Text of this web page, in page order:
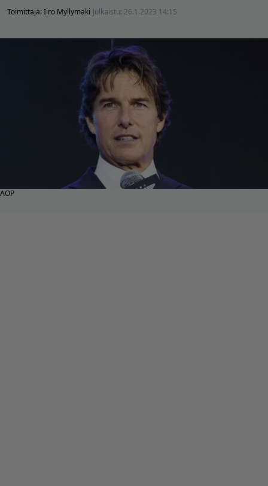
Toimittaja:Iiro Myllymaki Julkaistu: 26.1.2023 14:15
AOP